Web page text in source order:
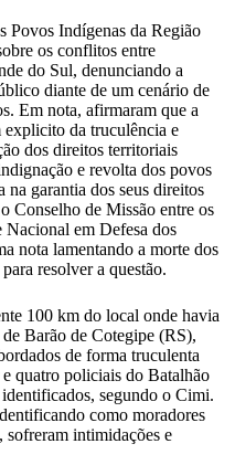
Povos Indígenas da Região
os conflitos entre
do Sul, denunciando a
diante de um cenário de
Em nota, afirmaram que a
explicito da truculência e
dos direitos territoriais
e revolta dos povos
na garantia dos seus direitos
Conselho de Missão entre os
em Defesa dos
nota lamentando a morte dos
resolver a questão.
100 km do local onde havia
Barão de Cotegipe (RS),
de forma truculenta
quatro policiais do Batalhão
segundo o Cimi.
como moradores
intimidações e